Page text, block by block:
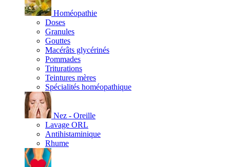
Homéopathie
Doses
Granules
Gouttes
Macérâts glycérinés
Pommades
Triturations
Teintures mères
Spécialités homéopathique
Nez - Oreille
Lavage ORL
Antihistaminique
Rhume